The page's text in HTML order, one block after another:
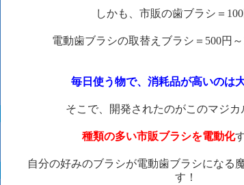
しかも、市販の歯ブラシ＝
電動歯ブラシの取替えブラシ＝500円～
毎日使う物で、消耗品が高いのは
そこで、開発されたのがこのマジカ
種類の多い市販ブラシを電動化
自分の好みのブラシが電動歯ブラシになる
す！